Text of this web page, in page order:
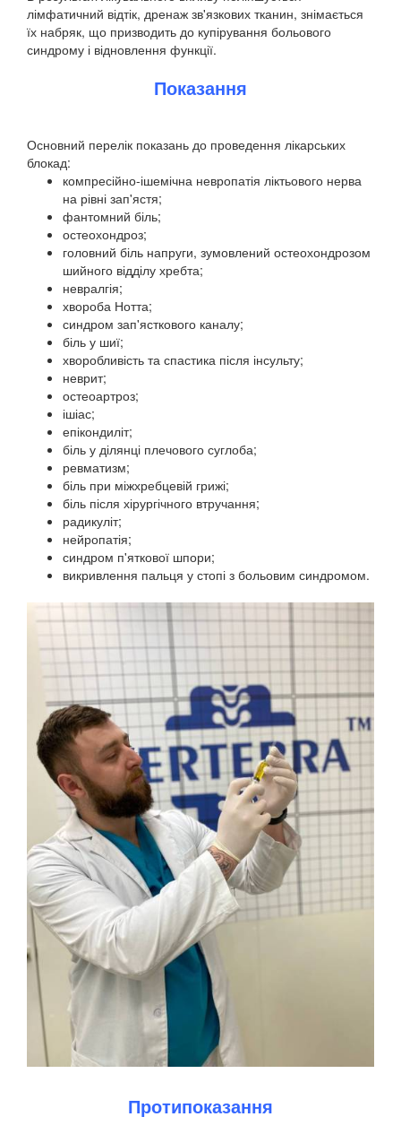
лімфатичний відтік, дренаж зв'язкових тканин, знімається
їх набряк, що призводить до купірування больового
синдрому і відновлення функції.
Показання
Основний перелік показань до проведення лікарських
блокад:
компресійно-ішемічна невропатія ліктьового нерва
на рівні зап'ястя;
фантомний біль;
остеохондроз;
головний біль напруги, зумовлений остеохондрозом
шийного відділу хребта;
невралгія;
хвороба Нотта;
синдром зап'ясткового каналу;
біль у шиї;
хворобливість та спастика після інсульту;
неврит;
остеоартроз;
ішіас;
епікондиліт;
біль у ділянці плечового суглоба;
ревматизм;
біль при міжхребцевій грижі;
біль після хірургічного втручання;
радикуліт;
нейропатія;
синдром п'яткової шпори;
викривлення пальця у стопі з больовим синдромом.
Протипоказання